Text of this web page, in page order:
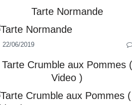
Tarte Normande
22/06/2019
Tarte Crumble aux Pommes (
Video )